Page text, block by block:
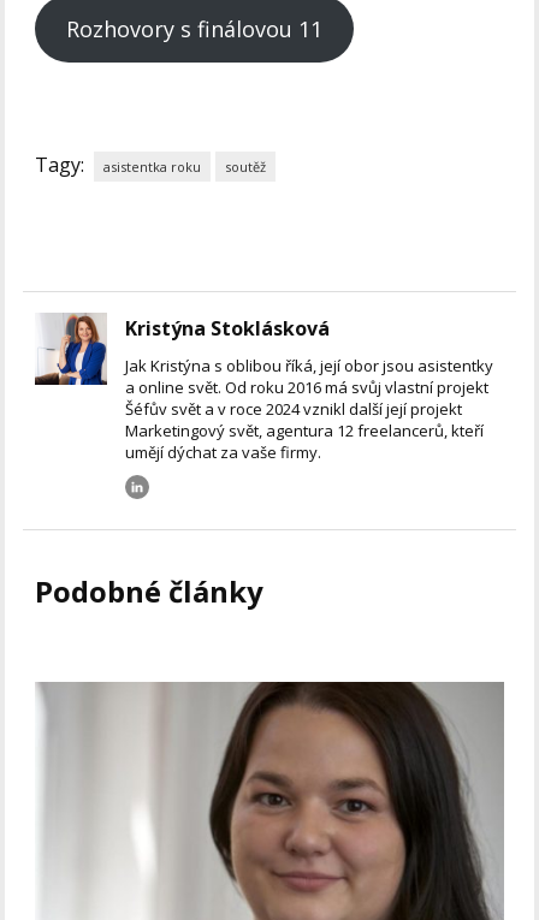
Rozhovory s finálovou 11
Tagy: asistentka roku soutěž
Kristýna Stoklásková
Jak Kristýna s oblibou říká, její obor jsou asistentky
a online svět. Od roku 2016 má svůj vlastní projekt
Šéfův svět a v roce 2024 vznikl další její projekt
Marketingový svět, agentura 12 freelancerů, kteří
umějí dýchat za vaše firmy.
Podobné články